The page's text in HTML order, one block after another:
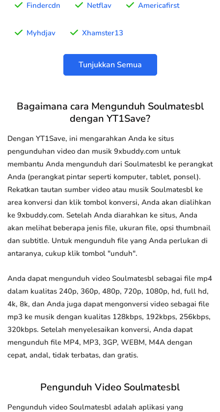
Findercdn Netflav Americafirst
Myhdjav Xhamster13
Tunjukkan Semua
Bagaimana cara Mengunduh Soulmatesbl
dengan YT1Save?
Dengan YT1Save, ini mengarahkan Anda ke situs
pengunduhan video dan musik 9xbuddy.com untuk
membantu Anda mengunduh dari Soulmatesbl ke perangkat
Anda (perangkat pintar seperti komputer, tablet, ponsel).
Rekatkan tautan sumber video atau musik Soulmatesbl ke
area konversi dan klik tombol konversi, Anda akan dialihkan
ke 9xbuddy.com. Setelah Anda diarahkan ke situs, Anda
akan melihat beberapa jenis file, ukuran file, opsi thumbnail
dan subtitle. Untuk mengunduh file yang Anda perlukan di
antaranya, cukup klik tombol "unduh".
Anda dapat mengunduh video Soulmatesbl sebagai file mp4
dalam kualitas 240p, 360p, 480p, 720p, 1080p, hd, full hd,
4k, 8k, dan Anda juga dapat mengonversi video sebagai file
mp3 ke musik dengan kualitas 128kbps, 192kbps, 256kbps,
320kbps. Setelah menyelesaikan konversi, Anda dapat
mengunduh file MP4, MP3, 3GP, WEBM, M4A dengan
cepat, andal, tidak terbatas, dan gratis.
Pengunduh Video Soulmatesbl
Pengunduh video Soulmatesbl adalah aplikasi yang